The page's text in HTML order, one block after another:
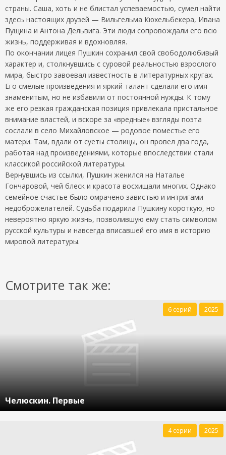
страны. Саша, хоть и не блистал успеваемостью, сумел найти
здесь настоящих друзей — Вильгельма Кюхельбекера, Ивана
Пущина и Антона Дельвига. Эти люди сопровождали его всю
жизнь, поддерживая и вдохновляя.
По окончании лицея Пушкин сохранил свой свободолюбивый
характер и, столкнувшись с суровой реальностью взрослого
мира, быстро завоевал известность в литературных кругах.
Его смелые произведения и яркий талант сделали его имя
знаменитым, но не избавили от постоянной нужды. К тому
же его резкая гражданская позиция привлекала пристальное
внимание властей, и вскоре за «вредные» взгляды поэта
сослали в село Михайловское — родовое поместье его
матери. Там, вдали от суеты столицы, он провел два года,
работая над произведениями, которые впоследствии стали
классикой российской литературы.
Вернувшись из ссылки, Пушкин женился на Наталье
Гончаровой, чей блеск и красота восхищали многих. Однако
семейное счастье было омрачено завистью и интригами
недоброжелателей. Судьба подарила Пушкину короткую, но
невероятно яркую жизнь, позволившую ему стать символом
русской культуры и навсегда вписавшей его имя в историю
мировой литературы.
Смотрите так же:
Челюскин. Первые
6 серий 2025
4 серии 2025